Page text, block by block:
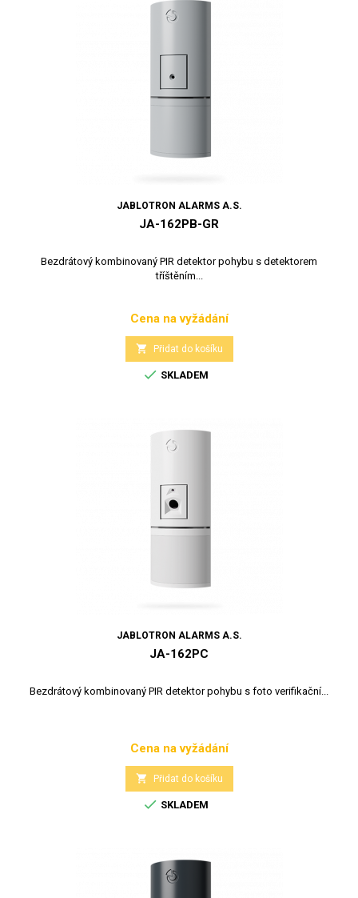
JABLOTRON ALARMS A.S.
JA-162PB-GR
Bezdrátový kombinovaný PIR detektor pohybu s detektorem
tříštěním...
Cena
Cena na vyžádání
 Přidat do košíku
 SKLADEM
JABLOTRON ALARMS A.S.
JA-162PC
Bezdrátový kombinovaný PIR detektor pohybu s foto verifikační...
Cena
Cena na vyžádání
 Přidat do košíku
 SKLADEM